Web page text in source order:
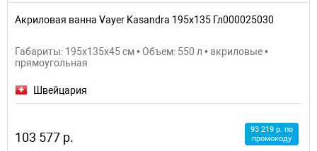
Акриловая ванна Vayer Kasandra 195x135 Гл000025030
Габариты: 195x135x45 см • Объем: 550 л • акриловые •
прямоугольная
Швейцария
103 577 р.
93 219 р. по
промокоду